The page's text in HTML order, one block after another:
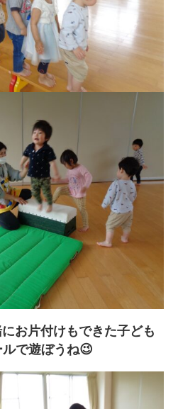
お片付けもできた子ども
で遊ぼうね😉